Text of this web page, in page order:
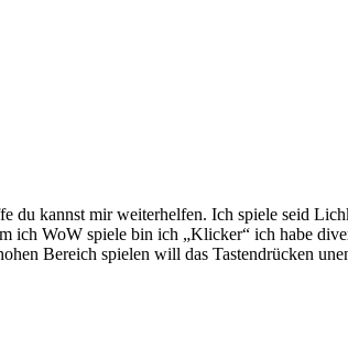
du kannst mir weiterhelfen. Ich spiele seid
ich WoW spiele bin ich „Klicker“ ich habe
Bereich spielen will das Tastendrücken